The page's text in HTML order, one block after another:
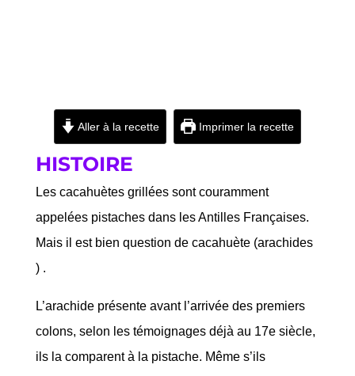
Aller à la recette Imprimer la recette
HISTOIRE
Les cacahuètes grillées sont couramment
appelées pistaches dans les Antilles Françaises.
Mais il est bien question de cacahuète (arachides
) .
L’arachide présente avant l’arrivée des premiers
colons, selon les témoignages déjà au 17e siècle,
ils la comparent à la pistache. Même s’ils